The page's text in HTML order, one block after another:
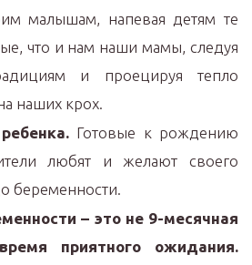
малышам, напевая детям те
что и нам наши мамы, следуя
и проецируя тепло
наших крох.
Готовые к рождению
любят и желают своего
беременности.
– это не 9-месячная
приятного ожидания.